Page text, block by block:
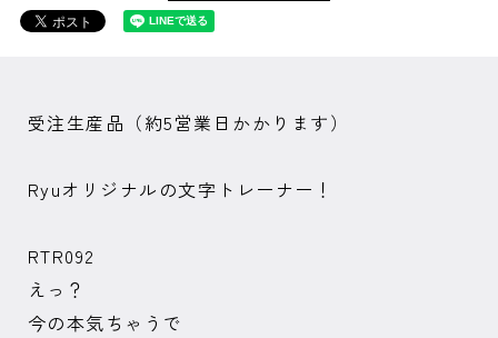
受注生産品（約5営業日かかります）
Ryuオリジナルの文字トレーナー！
RTR092
えっ？
今の本気ちゃうで